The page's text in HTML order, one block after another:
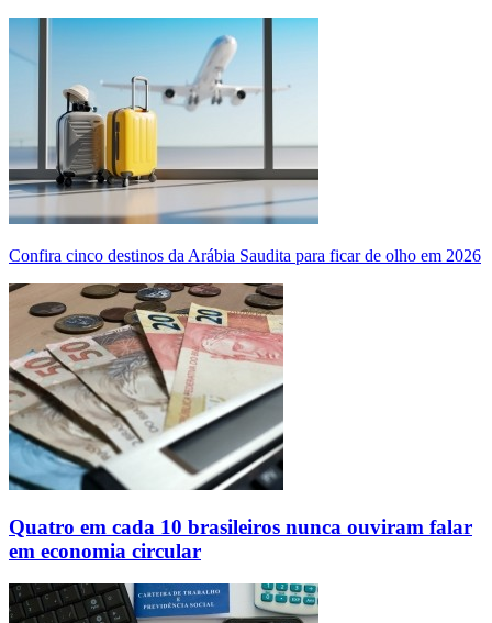
Confira cinco destinos da Arábia Saudita para ficar de olho em 2026
Quatro em cada 10 brasileiros nunca ouviram falar
em economia circular